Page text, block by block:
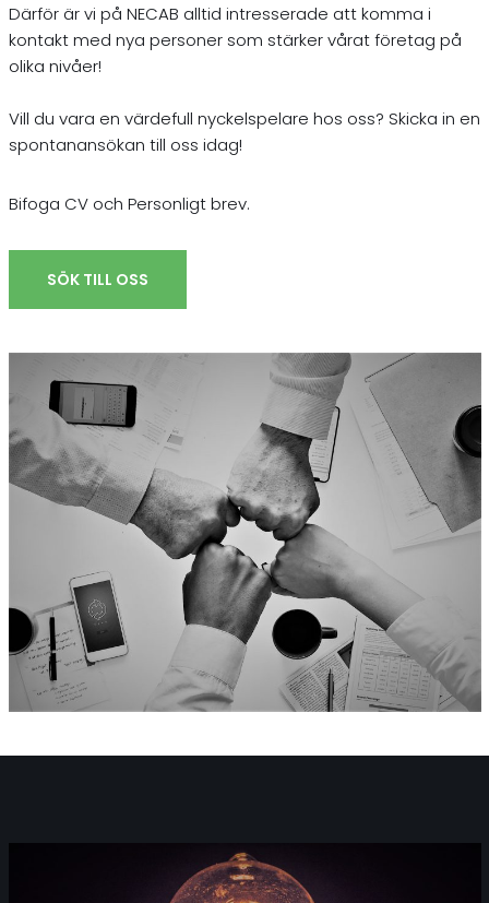
Därför är vi på NECAB alltid intresserade att komma i
kontakt med nya personer som stärker vårat företag på
olika nivåer!
Vill du vara en värdefull nyckelspelare hos oss? Skicka in en
spontanansökan till oss idag!
Bifoga CV och Personligt brev.
SÖK TILL OSS